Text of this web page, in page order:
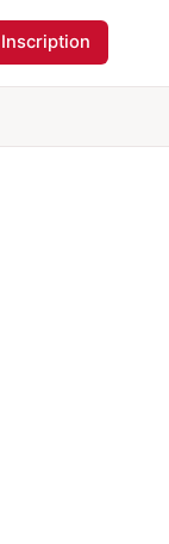
Inscription